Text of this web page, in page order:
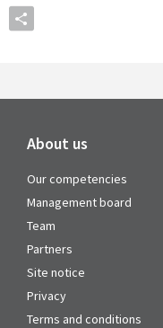
About us
Our competencies
Management board
Team
Partners
Site notice
Privacy
Terms and conditions